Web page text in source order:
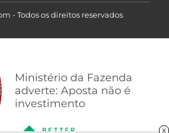
X
- Todos os direitos reservados
Ministério da Fazenda
adverte: Aposta não é
investimento